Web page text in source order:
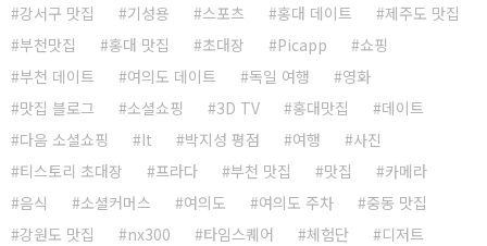
강서구 맛집
기성용 스포츠 홍대 데이트
제주도 맛집
부천맛집
홍대 맛집 초대장 Picapp
쇼핑
부천 데이트
여의도 데이트 독일 여행
영화
맛집 블로그
소셜쇼핑 3D TV 홍대맛집
데이트
다음 소셜쇼핑
It 박지성 평점 여행
사진
티스토리 초대장
프라다 부천 맛집 맛집
카메라
음식
소셜커머스 여의도 여의도 주차
중동 맛집
강원도 맛집
nx300 타임스퀘어 체험단
디저트